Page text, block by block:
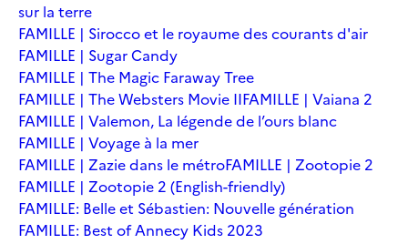
sur la terre
FAMILLE | Sirocco et le royaume des courants d'air
FAMILLE | Sugar Candy
FAMILLE | The Magic Faraway Tree
FAMILLE | The Websters Movie IIFAMILLE | Vaiana 2
FAMILLE | Valemon, La légende de l’ours blanc
FAMILLE | Voyage à la mer
FAMILLE | Zazie dans le métroFAMILLE | Zootopie 2
FAMILLE | Zootopie 2 (English-friendly)
FAMILLE: Belle et Sébastien: Nouvelle génération
FAMILLE: Best of Annecy Kids 2023